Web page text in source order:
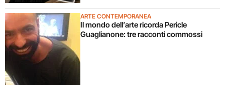
ARTE CONTEMPORANEA
Il mondo dell’arte ricorda Pericle
Guaglianone: tre racconti commossi